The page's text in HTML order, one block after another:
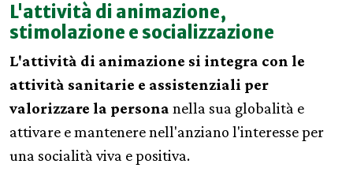
L'attività di animazione,
stimolazione e socializzazione
L'attività di animazione si integra con le
attività sanitarie e assistenziali per
valorizzare la persona nella sua globalità e
attivare e mantenere nell'anziano l'interesse per
una socialità viva e positiva.